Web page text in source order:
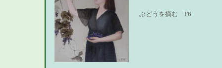
ぶどうを摘む F6